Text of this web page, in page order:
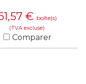
€ boîte(s)
(TVA excluse)
Comparer